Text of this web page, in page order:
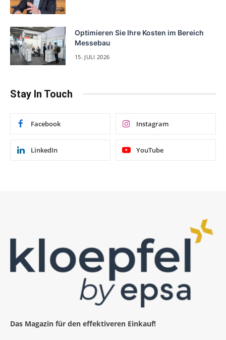
Optimieren Sie Ihre Kosten im Bereich
Messebau
15. JULI 2026
Stay In Touch
Facebook Instagram
LinkedIn YouTube
Das Magazin für den effektiveren Einkauf!